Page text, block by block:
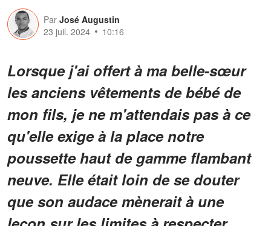
Par José Augustin
23 juil. 2024
10:16
Lorsque j'ai offert à ma belle-sœur
les anciens vêtements de bébé de
mon fils, je ne m'attendais pas à ce
qu'elle exige à la place notre
poussette haut de gamme flambant
neuve. Elle était loin de se douter
que son audace mènerait à une